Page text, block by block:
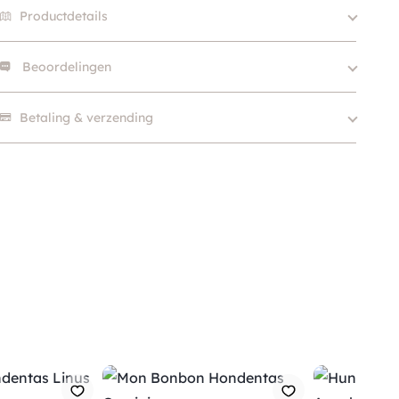
Productdetails
Size
Merk
Polo Ralph Lauren
Kleur
Hondgrootte
Klein (0 – 10kg)
Beoordelingen
Betaling & verzending